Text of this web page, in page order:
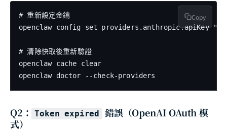
# 重新設定金鑰
openclaw config set providers.anthropic.apiKey
# 清除快取後重新驗證
openclaw cache clear
openclaw doctor --check-providers
Copy
Q2： Token expired
錯誤（OpenAI OAuth 模
式）